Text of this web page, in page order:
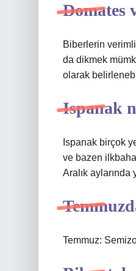
Domates
Biberlerin verimli
da dikmek
olarak
Ispanak
Ispanak birçok
ve bazen
Aralık aylarında
Temmuz: